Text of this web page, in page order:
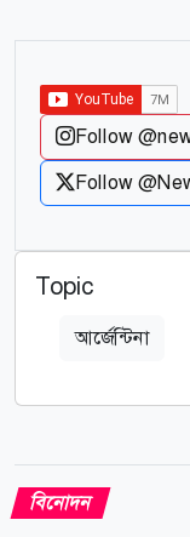
Follow
Follow
Topic
আর্জেন্টিনা
বিনোদন